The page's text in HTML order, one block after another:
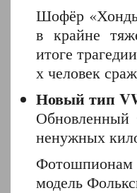
Шофёр
в крайне
итоге
х человек
Новый тип
Обновленный
ненужных
Фотошпионам
модель